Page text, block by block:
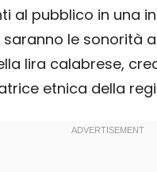
al pubblico in una
le sonorità
lira calabrese,
etnica della